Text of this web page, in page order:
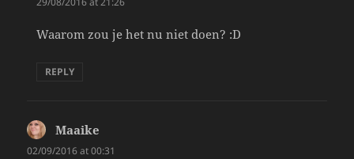
Waarom zou je het nu niet doen? :D
REPLY
Maaike
02/09/2016 at 00:31